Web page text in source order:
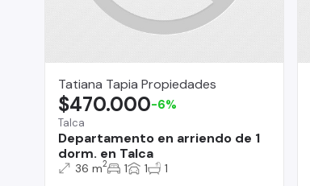
Tatiana Tapia Propiedades
Talca
Departamento en arriendo de 1
dorm. en Talca
$470.000-6%
36 m2 1 1 1